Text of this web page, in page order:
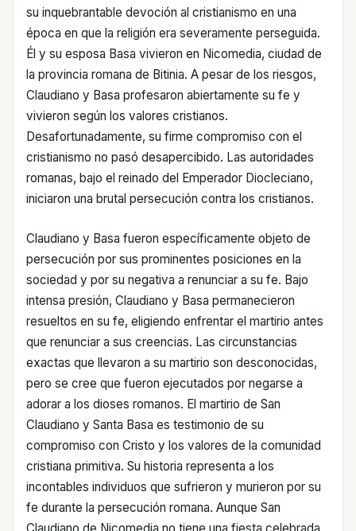
su inquebrantable devoción al cristianismo en una
época en que la religión era severamente perseguida.
Él y su esposa Basa vivieron en Nicomedia, ciudad de
la provincia romana de Bitinia. A pesar de los riesgos,
Claudiano y Basa profesaron abiertamente su fe y
vivieron según los valores cristianos.
Desafortunadamente, su firme compromiso con el
cristianismo no pasó desapercibido. Las autoridades
romanas, bajo el reinado del Emperador Diocleciano,
iniciaron una brutal persecución contra los cristianos.
Claudiano y Basa fueron específicamente objeto de
persecución por sus prominentes posiciones en la
sociedad y por su negativa a renunciar a su fe. Bajo
intensa presión, Claudiano y Basa permanecieron
resueltos en su fe, eligiendo enfrentar el martirio antes
que renunciar a sus creencias. Las circunstancias
exactas que llevaron a su martirio son desconocidas,
pero se cree que fueron ejecutados por negarse a
adorar a los dioses romanos. El martirio de San
Claudiano y Santa Basa es testimonio de su
compromiso con Cristo y los valores de la comunidad
cristiana primitiva. Su historia representa a los
incontables individuos que sufrieron y murieron por su
fe durante la persecución romana. Aunque San